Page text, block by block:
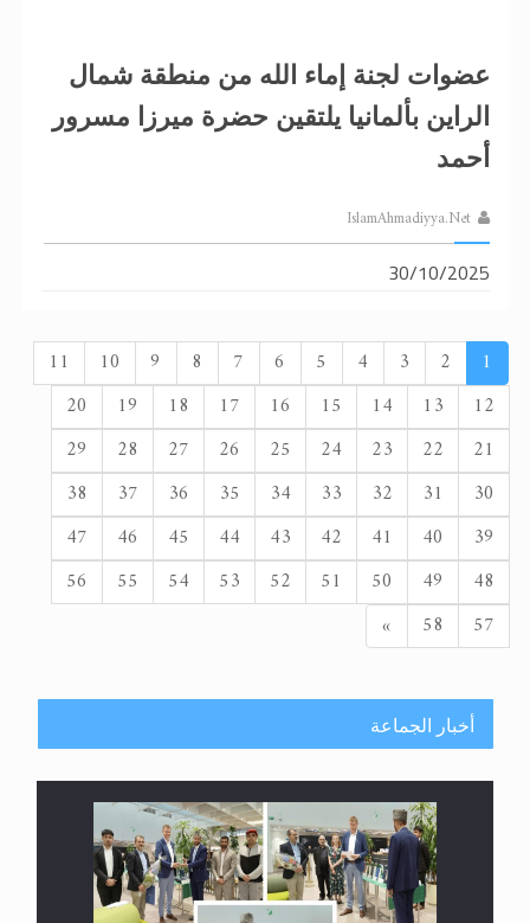
عضوات لجنة إماء الله من منطقة شمال
الراين بألمانيا يلتقين حضرة ميرزا ​​مسرور
أحمد
IslamAhmadiyya.Net
30/10/2025
1
2
3
4
5
6
7
8
9
10
11
12
13
14
15
16
17
18
19
20
21
22
23
24
25
26
27
28
29
30
31
32
33
34
35
36
37
38
39
40
41
42
43
44
45
46
47
48
49
50
51
52
53
54
55
56
57
58
»التالي
أخبار الجماعة